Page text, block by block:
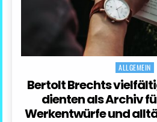
Posted
in
ALLGEMEIN
Bertolt Brechts
dienten als Archiv
Werkentwürfe und